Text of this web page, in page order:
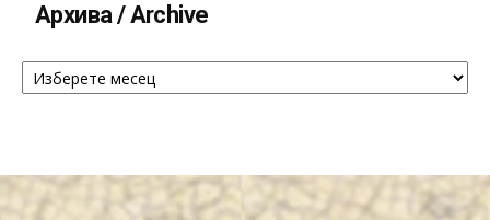
Архива / Archive
Архива